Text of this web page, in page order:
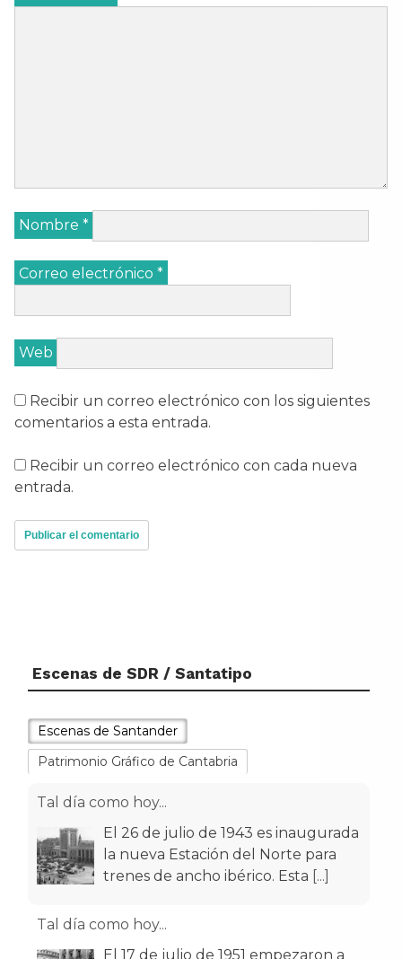
Nombre *
Correo electrónico *
Web
Recibir un correo electrónico con los siguientes
comentarios a esta entrada.
Recibir un correo electrónico con cada nueva
entrada.
Escenas de SDR / Santatipo
Escenas de Santander
Patrimonio Gráfico de Cantabria
Tal día como hoy...
El 26 de julio de 1943 es inaugurada
la nueva Estación del Norte para
trenes de ancho ibérico. Esta [...]
Tal día como hoy...
El 17 de julio de 1951 empezaron a